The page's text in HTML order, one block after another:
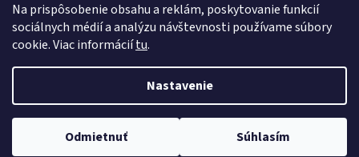
Na prispôsobenie obsahu a reklám, poskytovanie funkcií
sociálnych médií a analýzu návštevnosti používame súbory
cookie. Viac informáciítu.
Nastavenie
Odmietnuť Súhlasím
Kontakty
Copyright 2026Eshop I SEE IT. Všetky práva vyhradené.Upraviť